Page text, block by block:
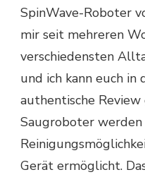
SpinWave-Roboter
mir seit mehreren
verschiedensten
und ich kann euch in
authentische
Saugroboter werden
Gerät ermöglicht.